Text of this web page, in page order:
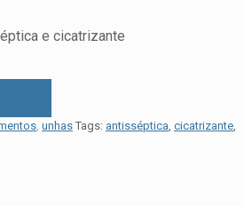
e cicatrizante
unhas Tags: antisséptica cicatrizante